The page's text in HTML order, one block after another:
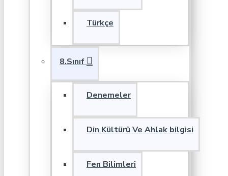
Türkçe
8.Sınıf
Denemeler
Din Kültürü Ve Ahlak bilgisi
Fen Bilimleri